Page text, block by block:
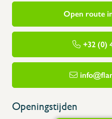
Open route
+32 (0)
Openingstijden